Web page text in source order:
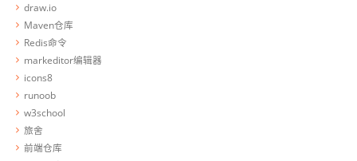
draw.io
Maven仓库
Redis命令
markeditor编辑器
icons8
runoob
w3school
旅舍
前端仓库